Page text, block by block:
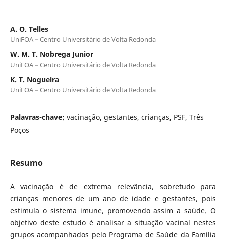
A. O. Telles
UniFOA – Centro Universitário de Volta Redonda
W. M. T. Nobrega Junior
UniFOA – Centro Universitário de Volta Redonda
K. T. Nogueira
UniFOA – Centro Universitário de Volta Redonda
Palavras-chave: vacinação, gestantes, crianças, PSF, Três
Poços
Resumo
A vacinação é de extrema relevância, sobretudo para
crianças menores de um ano de idade e gestantes, pois
estimula o sistema imune, promovendo assim a saúde. O
objetivo deste estudo é analisar a situação vacinal nestes
grupos acompanhados pelo Programa de Saúde da Família